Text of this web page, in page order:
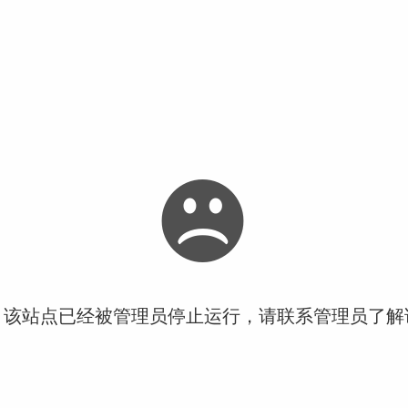
站点已经被管理员停止运行，请联系管理员了